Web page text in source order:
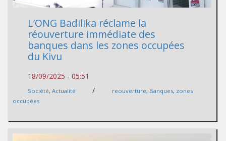
L’ONG Badilika réclame la
réouverture immédiate des
banques dans les zones occupées
du Kivu
18/09/2025 - 05:51
Société, Actualité / reouverture, Banques, zones
occupées